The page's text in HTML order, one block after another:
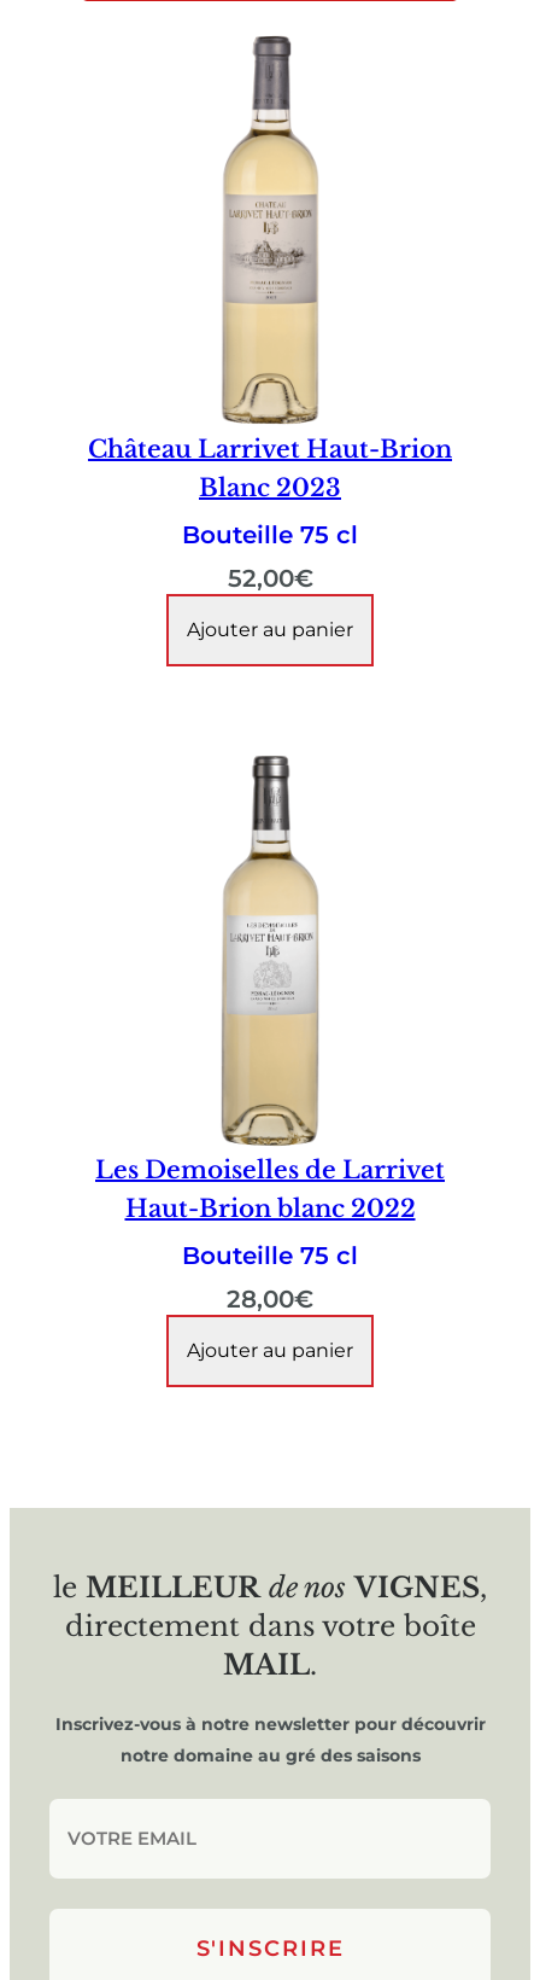
Château Larrivet Haut-Brion
Blanc 2023
Bouteille 75 cl
52,00€
Ajouter au panier
Les Demoiselles de Larrivet
Haut-Brion blanc 2022
Bouteille 75 cl
28,00€
Ajouter au panier
le MEILLEUR de nos VIGNES,
directement dans votre boîte
MAIL.
Inscrivez-vous à notre newsletter pour découvrir
notre domaine au gré des saisons